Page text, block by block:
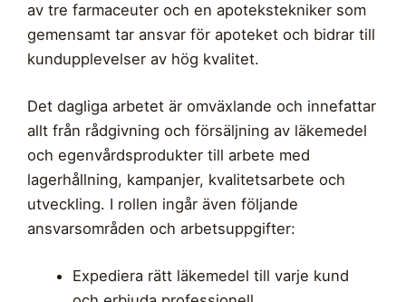
av tre farmaceuter och en apotekstekniker som
gemensamt tar ansvar för apoteket och bidrar till
kundupplevelser av hög kvalitet.
Det dagliga arbetet är omväxlande och innefattar
allt från rådgivning och försäljning av läkemedel
och egenvårdsprodukter till arbete med
lagerhållning, kampanjer, kvalitetsarbete och
utveckling. I rollen ingår även följande
ansvarsområden och arbetsuppgifter:
Expediera rätt läkemedel till varje kund